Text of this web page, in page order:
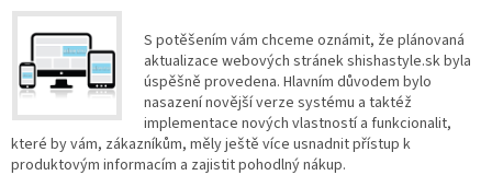
S potěšením vám chceme oznámit, že plánovaná
aktualizace webových stránek shishastyle.sk byla
úspěšně provedena. Hlavním důvodem bylo
nasazení novější verze systému a taktéž
implementace nových vlastností a funkcionalit,
které by vám, zákazníkům, měly ještě více usnadnit přístup k
produktovým informacím a zajistit pohodlný nákup.